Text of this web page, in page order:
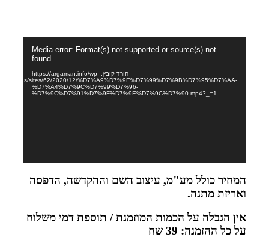
Media error: Format(s) not supported or source(s) not
found
הורד קובץ: https://argaman.info/wp-
content/uploads/sites/62/2020/12/%D7%A9%D7%9E%D7%99%D7%9B%D7%95%D7%AA-
%D7%A4%D7%9C%D7%99%D7%96-
%D7%9C%D7%91%D7%9F%D7%9E%D7%9C%D7%90.mp4?_=1
המחיר כולל מע"מ, עיצוב השם וההקדשה, הדפסה
ואריזת מתנה.
אין הגבלה על הכמות המוזמנת / תוספת דמי משלוח
על כל ההזמנה: 39 שח